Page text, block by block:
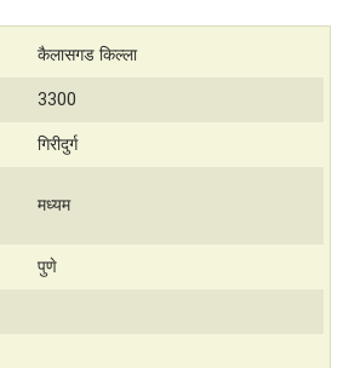
कैलासगड किल्ला
3300
गिरीदुर्ग
मध्यम
पुणे